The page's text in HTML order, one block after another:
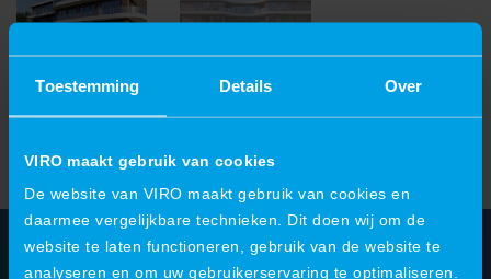
Toestemming Details Over
VIRO maakt gebruik van cookies
De website van VIRO maakt gebruik van cookies en
daarmee vergelijkbare technieken. Dit doen wij om de
website te laten functioneren, gebruik van de website te
analyseren en om uw gebruikerservaring te optimaliseren.